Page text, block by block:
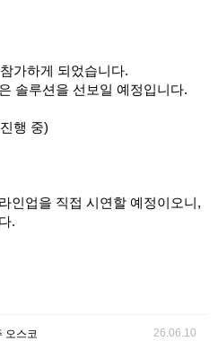
가하게 되었습니다.
솔루션을 선보일 예정입니다.
행 중)
인업을 직접 시연할 예정이오니,
.
오스코 26.06.10